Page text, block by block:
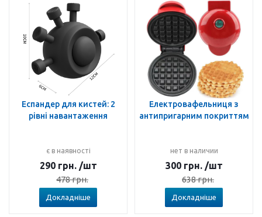
Еспандер для кистей: 2
рівні навантаження
є в наявності
290 грн. /шт
478грн.
Докладніше
Електровафельниця з
антипригарним покриттям
нет в наличии
300 грн. /шт
638грн.
Докладніше